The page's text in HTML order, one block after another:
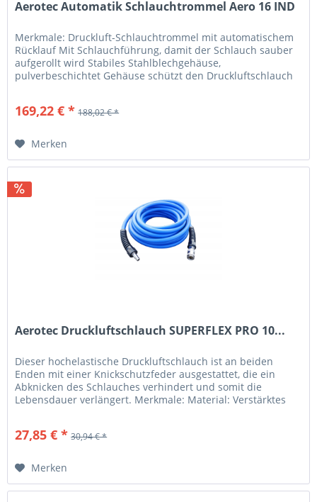
Aerotec Automatik Schlauchtrommel Aero 16 IND
Merkmale: Druckluft-Schlauchtrommel mit automatischem
Rücklauf Mit Schlauchführung, damit der Schlauch sauber
aufgerollt wird Stabiles Stahlblechgehäuse,
pulverbeschichtet Gehäuse schützt den Druckluftschlauch
169,22 € * 188,02 € *
Merken
Aerotec Druckluftschlauch SUPERFLEX PRO 10...
Dieser hochelastische Druckluftschlauch ist an beiden
Enden mit einer Knickschutzfeder ausgestattet, die ein
Abknicken des Schlauches verhindert und somit die
Lebensdauer verlängert. Merkmale: Material: Verstärktes
27,85 € * 30,94 € *
Merken